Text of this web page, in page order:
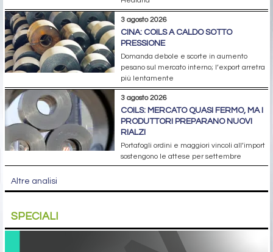
3 agosto 2026
CINA: COILS A CALDO SOTTO
PRESSIONE
Domanda debole e scorte in aumento
pesano sul mercato interno; l’export arretra
più lentamente
3 agosto 2026
COILS: MERCATO QUASI FERMO, MA I
PRODUTTORI PREPARANO NUOVI
RIALZI
Portafogli ordini e maggiori vincoli all’import
sostengono le attese per settembre
Altre analisi
SPECIALI